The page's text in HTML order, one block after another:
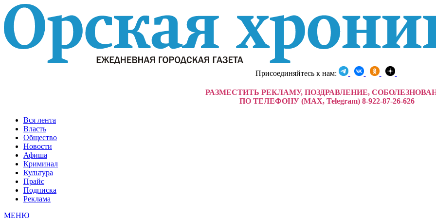
Присоединяйтесь к нам:
РАЗМЕСТИТЬ РЕКЛАМУ, ПОЗДРАВЛЕНИЕ,
ПО ТЕЛЕФОНУ (MAX, Telegram) 8-922-87-26-626
Вся лента
Власть
Общество
Новости
Афиша
Криминал
Культура
Прайс
Подписка
Реклама
МЕНЮ